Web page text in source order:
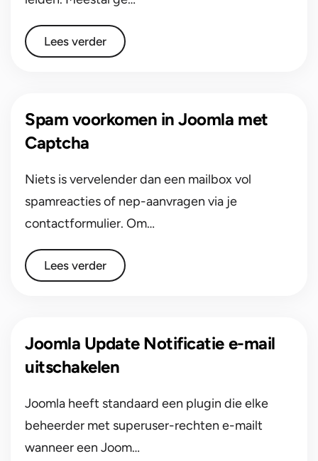
Lees verder
Spam voorkomen in Joomla met
Captcha
Niets is vervelender dan een mailbox vol
spamreacties of nep-aanvragen via je
contactformulier. Om…
Lees verder
Joomla Update Notificatie e-mail
uitschakelen
Joomla heeft standaard een plugin die elke
beheerder met superuser-rechten e-mailt
wanneer een Joom…